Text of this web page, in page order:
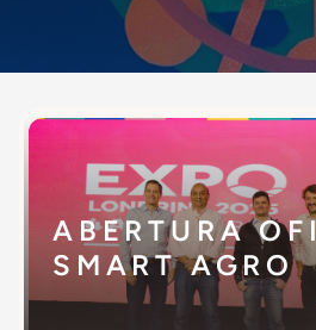
ABERTURA
SMART AGRO